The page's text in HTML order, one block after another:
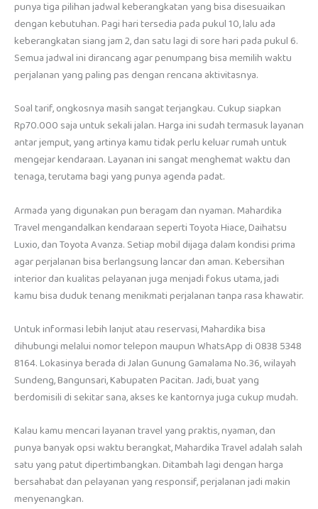
punya tiga pilihan jadwal keberangkatan yang bisa disesuaikan
dengan kebutuhan. Pagi hari tersedia pada pukul 10, lalu ada
keberangkatan siang jam 2, dan satu lagi di sore hari pada pukul 6.
Semua jadwal ini dirancang agar penumpang bisa memilih waktu
perjalanan yang paling pas dengan rencana aktivitasnya.
Soal tarif, ongkosnya masih sangat terjangkau. Cukup siapkan
Rp70.000 saja untuk sekali jalan. Harga ini sudah termasuk layanan
antar jemput, yang artinya kamu tidak perlu keluar rumah untuk
mengejar kendaraan. Layanan ini sangat menghemat waktu dan
tenaga, terutama bagi yang punya agenda padat.
Armada yang digunakan pun beragam dan nyaman. Mahardika
Travel mengandalkan kendaraan seperti Toyota Hiace, Daihatsu
Luxio, dan Toyota Avanza. Setiap mobil dijaga dalam kondisi prima
agar perjalanan bisa berlangsung lancar dan aman. Kebersihan
interior dan kualitas pelayanan juga menjadi fokus utama, jadi
kamu bisa duduk tenang menikmati perjalanan tanpa rasa khawatir.
Untuk informasi lebih lanjut atau reservasi, Mahardika bisa
dihubungi melalui nomor telepon maupun WhatsApp di 0838 5348
8164. Lokasinya berada di Jalan Gunung Gamalama No.36, wilayah
Sundeng, Bangunsari, Kabupaten Pacitan. Jadi, buat yang
berdomisili di sekitar sana, akses ke kantornya juga cukup mudah.
Kalau kamu mencari layanan travel yang praktis, nyaman, dan
punya banyak opsi waktu berangkat, Mahardika Travel adalah salah
satu yang patut dipertimbangkan. Ditambah lagi dengan harga
bersahabat dan pelayanan yang responsif, perjalanan jadi makin
menyenangkan.